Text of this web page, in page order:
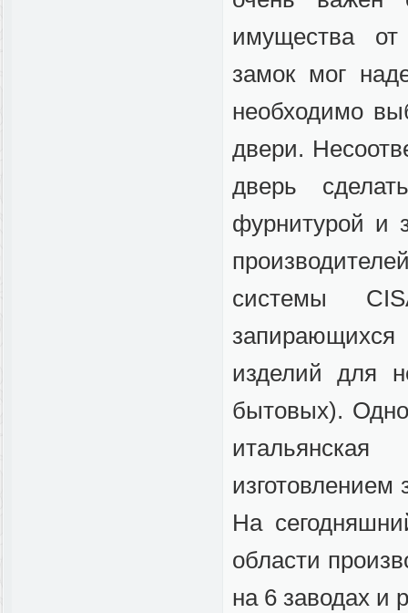
имущества от
замок мог
необходимо
двери.
дверь
фурнитурой и
системы
изделий для
бытовых).
На
области
на 6 заводах и